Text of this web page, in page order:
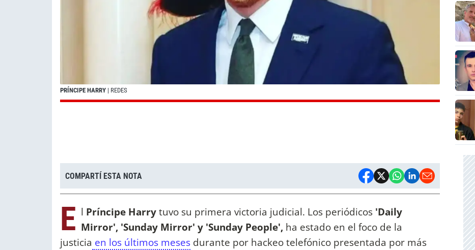
PRÍNCIPE HARRY | REDES
COMPARTÍ ESTA NOTA
E l Príncipe Harrytuvo su primera victoria judicial. Los periódicos 'Daily
Mirror', 'Sunday Mirror' y 'Sunday People', ha estado en el foco de la
justicia en los últimos meses durante por hackeo telefónico presentada por más